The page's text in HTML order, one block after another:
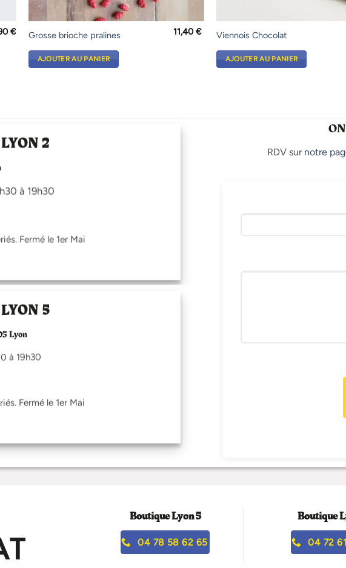
€ Grosse brioche pralines 11,40€
AJOUTER AU PANIER
Viennois Chocolat
AJOUTER AU PANIER
LYON 2
à 19h30
Fermé le 1er Mai
LYON 5
Lyon
à 19h30
Fermé le 1er Mai
RDV sur notre
Boutique Lyon 5
04 78 58 62 65
Boutique
04 72